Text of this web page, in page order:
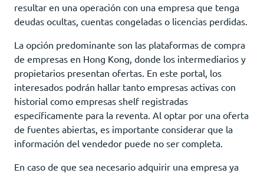
resultar en una operación con una empresa que tenga
deudas ocultas, cuentas congeladas o licencias perdidas.
La opción predominante son las plataformas de compra
de empresas en Hong Kong, donde los intermediarios y
propietarios presentan ofertas. En este portal, los
interesados podrán hallar tanto empresas activas con
historial como empresas shelf registradas
específicamente para la reventa. Al optar por una oferta
de fuentes abiertas, es importante considerar que la
información del vendedor puede no ser completa.
En caso de que sea necesario adquirir una empresa ya